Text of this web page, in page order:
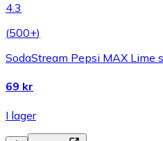
4.3
(500+)
SodaStream Pepsi MAX
69 kr
I lager